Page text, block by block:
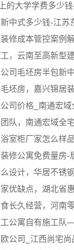
中式多少钱-江苏
修成本管控案例
，云南至高新型
司毛坯房半包新
坯房，嘉兴锦居
司价格_南通宏
队，南通宏域全
室柜厂家怎么样
修公寓免费量房-
设计，华居不锈
工公寓自有施工
公司_江西尚宅尚